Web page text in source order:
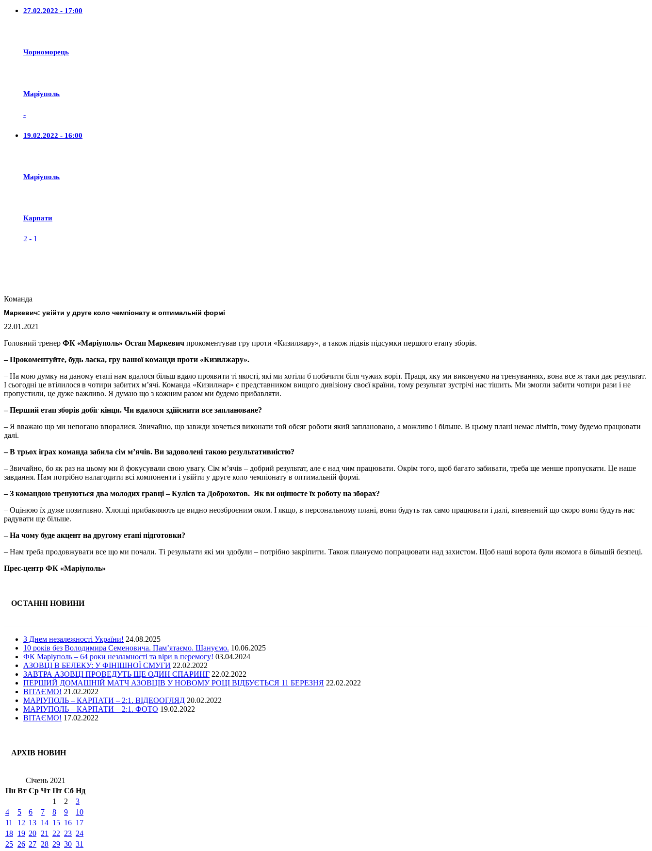
27.02.2022 - 17:00
Чорноморець
Маріуполь
-
19.02.2022 - 16:00
Маріуполь
Карпати
2 - 1
Команда
Маркевич: увійти у друге коло чемпіонату в оптимальній формі
22.01.2021
Головний тренер ФК «Маріуполь» Остап Маркевич прокоментував гру проти «Кизилжару», а також підвів підсумки першого етапу зборів.
– Прокоментуйте, будь ласка, гру вашої команди проти «Кизилжару».
– На мою думку на даному етапі нам вдалося більш вдало проявити ті якості, які ми хотіли б побачити біля чужих воріт. Праця, яку ми виконуємо на тренуваннях, вона все ж таки дає результат.
І сьогодні це втілилося в чотири забитих м’ячі. Команда «Кизилжар» є представником вищого дивізіону своєї країни, тому результат зустрічі нас тішить. Ми змогли забити чотири рази і не
пропустили, це дуже важливо. Я думаю що з кожним разом ми будемо прибавляти.
– Перший етап зборів добіг кінця. Чи вдалося здійснити все заплановане?
– Я вважаю що ми непогано впоралися. Звичайно, що завжди хочеться виконати той обсяг роботи який заплановано, а можливо і більше. В цьому плані немає лімітів, тому будемо працювати
далі.
– В трьох іграх команда забила сім м’ячів. Ви задоволені такою результативністю?
– Звичайно, бо як раз на цьому ми й фокусували свою увагу. Сім м’ячів – добрий результат, але є над чим працювати. Окрім того, щоб багато забивати, треба ще менше пропускати. Це наше
завдання. Нам потрібно налагодити всі компоненти і увійти у друге коло чемпіонату в оптимальній формі.
– З командою тренуються два молодих гравці – Кулієв та Доброхотов. Як ви оцінюєте їх роботу на зборах?
– Оцінюю їх дуже позитивно. Хлопці прибавляють це видно неозброєним оком. І якщо, в персональному плані, вони будуть так само працювати і далі, впевнений що скоро вони будуть нас
радувати ще більше.
– На чому буде акцент на другому етапі підготовки?
– Нам треба продовжувати все що ми почали. Ті результати які ми здобули – потрібно закріпити. Також плануємо попрацювати над захистом. Щоб наші ворота були якомога в більшій безпеці.
Прес-центр ФК «Маріуполь»
ОСТАННІ НОВИНИ
З Днем незалежності України! 24.08.2025
10 років без Володимира Семеновича. Пам’ятаємо. Шануємо. 10.06.2025
ФК Маріуполь – 64 роки незламності та віри в перемогу! 03.04.2024
АЗОВЦІ В БЕЛЕКУ: У ФІНІШНОЇ СМУГИ 22.02.2022
ЗАВТРА АЗОВЦІ ПРОВЕДУТЬ ЩЕ ОДИН СПАРИНГ 22.02.2022
ПЕРШИЙ ДОМАШНІЙ МАТЧ АЗОВЦІВ У НОВОМУ РОЦІ ВІДБУЄТЬСЯ 11 БЕРЕЗНЯ 22.02.2022
ВІТАЄМО! 21.02.2022
МАРІУПОЛЬ – КАРПАТИ – 2:1. ВІДЕООГЛЯД 20.02.2022
МАРІУПОЛЬ – КАРПАТИ – 2:1. ФОТО 19.02.2022
ВІТАЄМО! 17.02.2022
АРХІВ НОВИН
Січень 2021
Пн Вт Ср Чт Пт Сб Нд
1
2
3
4
5 6 7 8 9
10
11
12 13 14 15 16 17
18 19 20 21 22 23 24
25 26 27 28 29 30 31